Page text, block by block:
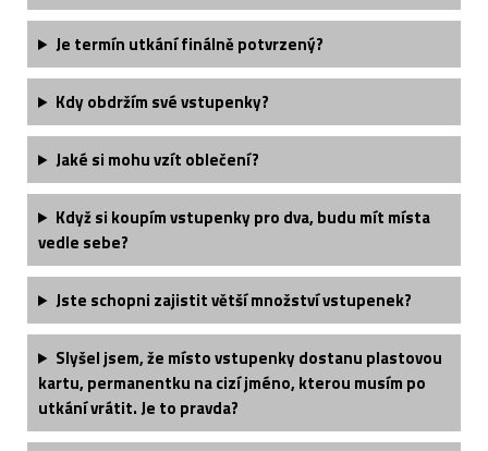
Je termín utkání finálně potvrzený?
Kdy obdržím své vstupenky?
Jaké si mohu vzít oblečení?
Když si koupím vstupenky pro dva, budu mít místa
vedle sebe?
Jste schopni zajistit větší množství vstupenek?
Slyšel jsem, že místo vstupenky dostanu plastovou
kartu, permanentku na cizí jméno, kterou musím po
utkání vrátit. Je to pravda?